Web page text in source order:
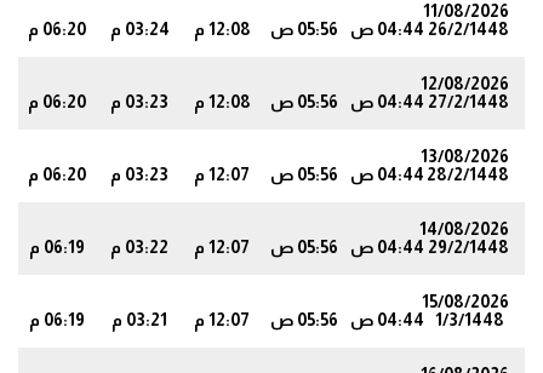
11/08/2026
26/2/1448 04:44 ص 05:56 ص 12:08 م 03:24 م 06:20 م
12/08/2026
27/2/1448 04:44 ص 05:56 ص 12:08 م 03:23 م 06:20 م
13/08/2026
28/2/1448 04:44 ص 05:56 ص 12:07 م 03:23 م 06:20 م
14/08/2026
29/2/1448 04:44 ص 05:56 ص 12:07 م 03:22 م 06:19 م
15/08/2026
1/3/1448
04:44 ص 05:56 ص 12:07 م 03:21 م 06:19 م